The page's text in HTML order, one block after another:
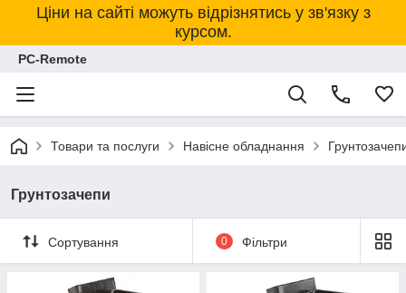
Ціни на сайті можуть відрізнятись у зв'язку з
курсом.
PC-Remote
Товари та послуги Навісне обладнання
Грунтозачепи
Сортування 0 Фільтри